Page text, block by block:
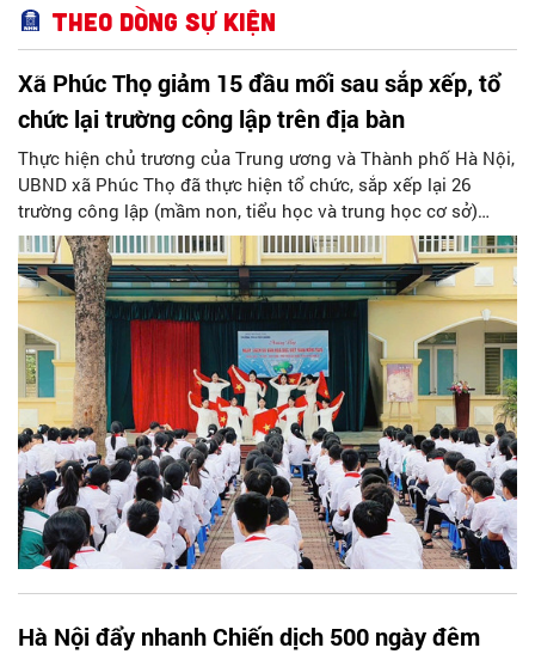
Theo dòng sự kiện
Xã Phúc Thọ giảm 15 đầu mối sau sắp xếp, tổ
chức lại trường công lập trên địa bàn
Thực hiện chủ trương của Trung ương và Thành phố Hà Nội,
UBND xã Phúc Thọ đã thực hiện tổ chức, sắp xếp lại 26
trường công lập (mầm non, tiểu học và trung học cơ sở)
hoạt động độc lập thành 11 trường. Sau khi sắp xếp, xã
Phúc Thọ giảm 15 đầu mối đơn vị, tỷ lệ tinh gọn đạt 57,69%.
Hà Nội đẩy nhanh Chiến dịch 500 ngày đêm